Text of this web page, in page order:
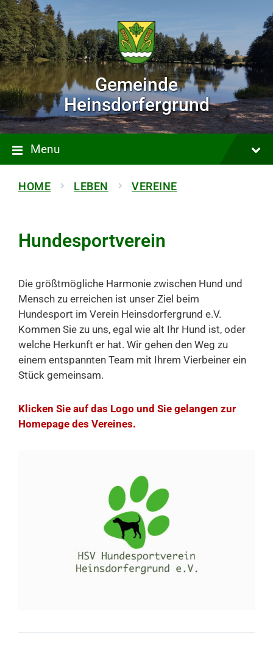
Gemeinde
Heinsdorfergrund
Menu
HOME LEBEN VEREINE
Hundesportverein
Die größtmögliche Harmonie zwischen Hund und
Mensch zu erreichen ist unser Ziel beim
Hundesport im Verein Heinsdorfergrund e.V.
Kommen Sie zu uns, egal wie alt Ihr Hund ist, oder
welche Herkunft er hat. Wir gehen den Weg zu
einem entspannten Team mit Ihrem Vierbeiner ein
Stück gemeinsam.
Klicken Sie auf das Logo und Sie gelangen zur
Homepage des Vereines.